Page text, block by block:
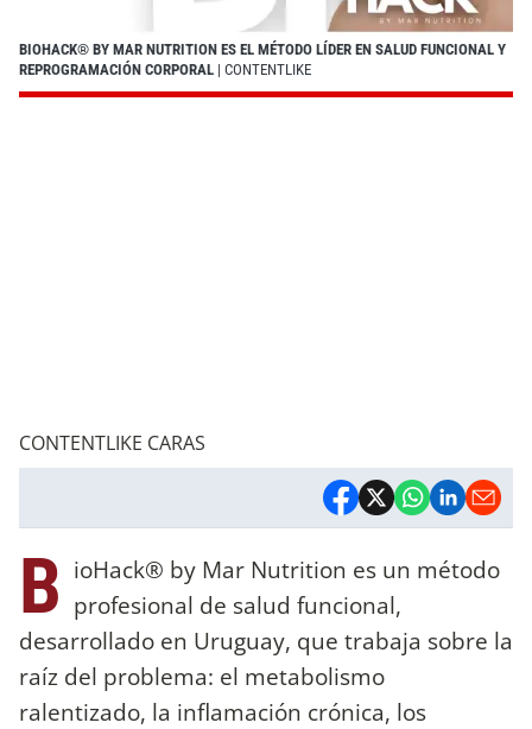
BIOHACK® BY MAR NUTRITION ES EL MÉTODO LÍDER EN SALUD FUNCIONAL Y
REPROGRAMACIÓN CORPORAL | CONTENTLIKE
CONTENTLIKE CARAS
B ioHack® by Mar Nutrition es un método
profesional de salud funcional,
desarrollado en Uruguay, que trabaja sobre la
raíz del problema: el metabolismo
ralentizado, la inflamación crónica, los